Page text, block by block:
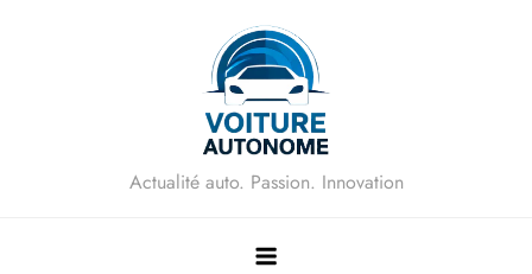
Actualité auto. Passion. Innovation